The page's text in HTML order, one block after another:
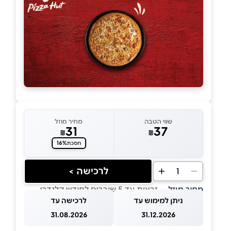
שווי הטבה
₪37
מחיר מוזל
₪31
חסכת16%
1 לרכישה >
מחיר מוזל — זכאות עד 5 שוברים לחודש קלנדרי
ניתן למימוש עד
31.12.2026
לרכישה עד
31.08.2026